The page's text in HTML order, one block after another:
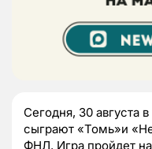
Сегодня, 30 августа
сыграют «Томь»и
ФНЛ. Игра пройдет